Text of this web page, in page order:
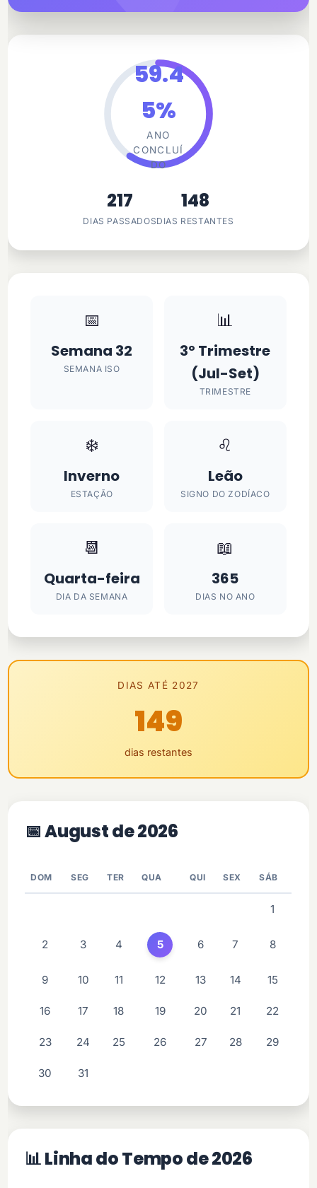
59.4
5%
ANO
CONCLUÍ
DO
217
DIAS PASSADOS
148
DIAS RESTANTES
📅
Semana 32
SEMANA ISO
📊
3º Trimestre
(Jul-Set)
TRIMESTRE
❄️
Inverno
ESTAÇÃO
♌
Leão
SIGNO DO ZODÍACO
📆
Quarta-feira
DIA DA SEMANA
📖
365
DIAS NO ANO
DIAS ATÉ 2027
149
dias restantes
📅 August de 2026
DOM SEG TER QUA QUI SEX SÁB
1
2 3 4 5 6 7 8
9 10 11 12 13 14 15
16 17 18 19 20 21 22
23 24 25 26 27 28 29
30 31
📊 Linha do Tempo de 2026